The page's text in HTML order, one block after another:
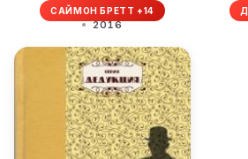
САЙМОН БРЕТТ +14
2016